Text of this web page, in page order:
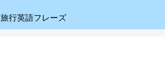
旅行英語フレーズ